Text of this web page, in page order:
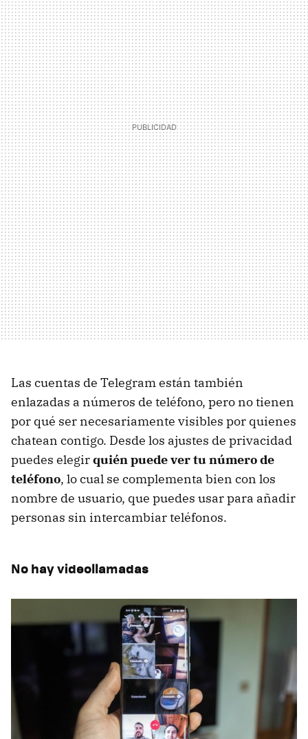
Las cuentas de Telegram están también
enlazadas a números de teléfono, pero no tienen
por qué ser necesariamente visibles por quienes
chatean contigo. Desde los ajustes de privacidad
puedes elegirquién puede ver tu número de
teléfono, lo cual se complementa bien con los
nombre de usuario, que puedes usar para añadir
personas sin intercambiar teléfonos.
No hay videollamadas